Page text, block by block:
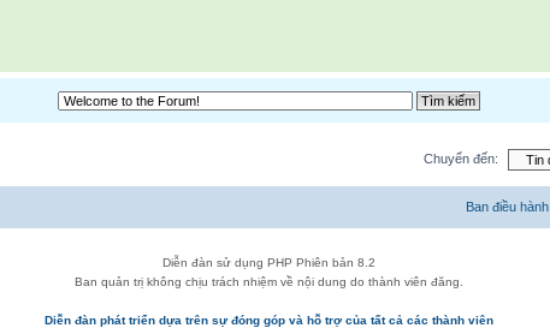
Chuyển đến:
Ban điều hành
Diễn đàn sử dụng PHP Phiên bản 8.2
Ban quản trị không chịu trách nhiệm về nội dung do thành viên đăng.
Diễn đàn phát triển dựa trên sự đóng góp và hỗ trợ của tất cả các thành viên